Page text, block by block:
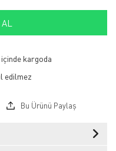
içinde kargoda
Bu Ürünü Paylaş